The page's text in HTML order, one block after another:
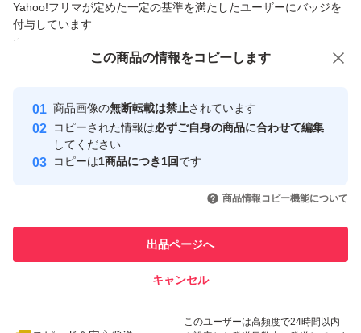
Yahoo!フリマが定めた一定の基準を満たしたユーザーにバッジを
付与しています
安心取引出品者
取引実績
取引実績◯+
このユーザーはYahoo!フリマの取
引を完了させた実績があります
での取引実績があります
スピード&安心発送
※このバッジは実績に基づく表示であり、発送を保証しているものではあり
このユーザーは高頻度で24時間以内
商品への質問からの値下げ交渉、不適切なカテゴリ変更依頼は禁止です
この商品の情報をコピーします
商品画像の無断転載は禁止されています
コピーされた情報は必ずご自身の商品に合わせて編集
してください
コピーは1商品につき1回です
商品情報コピー機能について
出品ページへ
キャンセル
この商品をみている人にオススメ